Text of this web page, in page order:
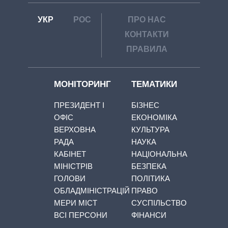
УКР РОС
ПРО НАС
КОНТАКТИ
ПРАВИЛА
МОНІТОРИНГ
ПРЕЗИДЕНТ І
ОФІС
ВЕРХОВНА
РАДА
КАБІНЕТ
МІНІСТРІВ
ГОЛОВИ
ОБЛАДМІНІСТРАЦІЙ
МЕРИ МІСТ
ВСІ ПЕРСОНИ
ТЕМАТИКИ
БІЗНЕС
ЕКОНОМІКА
КУЛЬТУРА
НАУКА
НАЦІОНАЛЬНА
БЕЗПЕКА
ПОЛІТИКА
ПРАВО
СУСПІЛЬСТВО
ФІНАНСИ